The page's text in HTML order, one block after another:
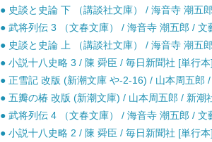
● 史談と史論 下 （講談社文庫） / 海音寺 潮五
● 武将列伝 3 （文春文庫） / 海音寺 潮五郎 / 文
● 史談と史論 上 （講談社文庫） / 海音寺 潮五
● 小説十八史略 3 / 陳 舜臣 / 毎日新聞社 [単行本]
● 正雪記 改版 (新潮文庫 や-2-16) / 山本周五郎
● 五瓣の椿 改版 (新潮文庫) / 山本周五郎 / 新潮
● 武将列伝 4 （文春文庫） / 海音寺 潮五郎 / 文
● 小説十八史略 2 / 陳 舜臣 / 毎日新聞社 [単行本]